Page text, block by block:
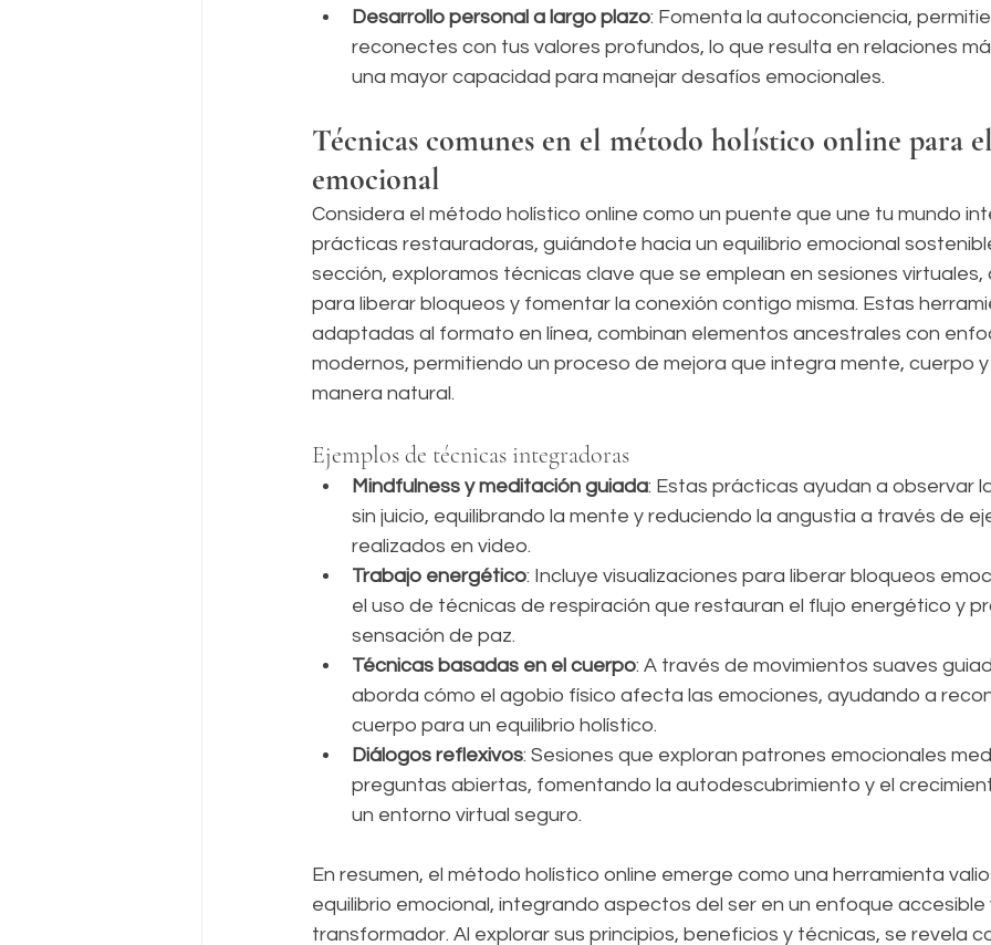
Desarrollo personal a largo plazo: Fomenta la autoconciencia,
reconectes con tus valores profundos, lo que resulta en relaciones
una mayor capacidad para manejar desafíos emocionales.
Técnicas comunes en el método holístico online para
emocional
Considera el método holístico online como un puente que une tu mundo
prácticas restauradoras, guiándote hacia un equilibrio emocional
sección, exploramos técnicas clave que se emplean en sesiones virtuales,
para liberar bloqueos y fomentar la conexión contigo misma. Estas
adaptadas al formato en línea, combinan elementos ancestrales con
modernos, permitiendo un proceso de mejora que integra mente, cuerpo
manera natural.
Ejemplos de técnicas integradoras
Mindfulness y meditación guiada: Estas prácticas ayudan a observar
sin juicio, equilibrando la mente y reduciendo la angustia a través de
realizados en video.
Trabajo energético: Incluye visualizaciones para liberar bloqueos
el uso de técnicas de respiración que restauran el flujo energético y
sensación de paz.
Técnicas basadas en el cuerpo: A través de movimientos suaves
aborda cómo el agobio físico afecta las emociones, ayudando a
cuerpo para un equilibrio holístico.
Diálogos reflexivos: Sesiones que exploran patrones emocionales
preguntas abiertas, fomentando la autodescubrimiento y el
un entorno virtual seguro.
En resumen, el método holístico online emerge como una herramienta
equilibrio emocional, integrando aspectos del ser en un enfoque accesible
transformador. Al explorar sus principios, beneficios y técnicas, se revela